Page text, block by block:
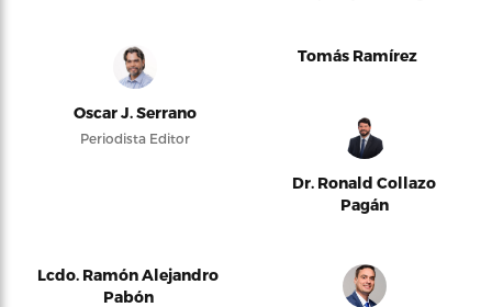
Oscar J. Serrano
Periodista Editor
Tomás Ramírez
Dr. Ronald Collazo
Pagán
Lcdo. Ramón Alejandro
Pabón